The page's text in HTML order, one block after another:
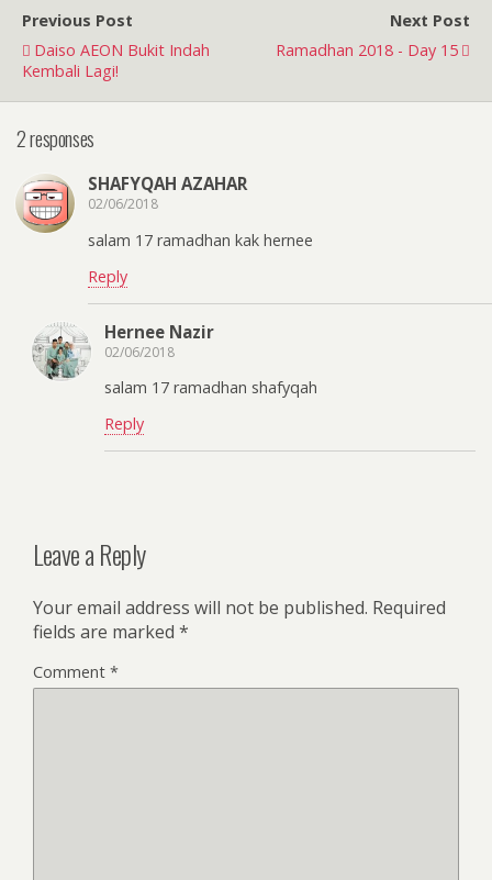
Previous Post
Daiso AEON Bukit Indah
Kembali Lagi!
Next Post
Ramadhan 2018 - Day 15
2 responses
SHAFYQAH AZAHAR
02/06/2018
salam 17 ramadhan kak hernee
Reply
Hernee Nazir
02/06/2018
salam 17 ramadhan shafyqah
Reply
Leave a Reply
Your email address will not be published. Required
fields are marked *
Comment *